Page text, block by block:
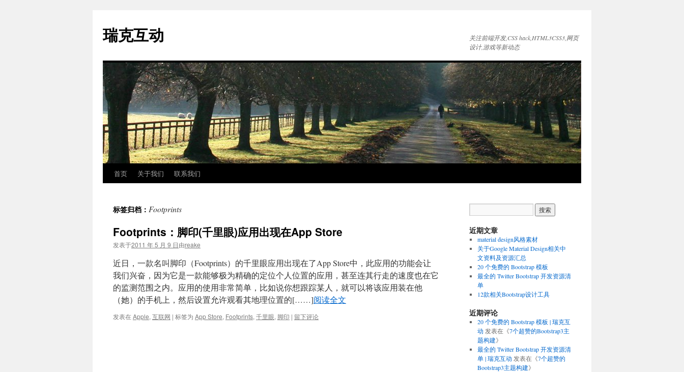
瑞克互动
关注前端开发,CSS hack,HTML3CSS3,网页
设计,游戏等新动态
正
首页 关于我们 联系我们
标签归档： Footprints
Footprints：脚印(千里眼)应用出现在App Store
发表于2011 年 5 月 9 日由reake
近日，一款名叫脚印（Footprints）的千里眼应用出现在了App Store中，此应用的功能会让
我们兴奋，因为它是一款能够极为精确的定位个人位置的应用，甚至连其行走的速度也在它
的监测范围之内。应用的使用非常简单，比如说你想跟踪某人，就可以将该应用装在他
（她）的手机上，然后设置允许观看其地理位置的[……]阅读全文
发表在Apple, 互联网 | 标签为 App Store, Footprints, 千里眼, 脚印 | 留下评论
近期文章
material design风格素材
关于Google Material Design相关中
文资料及资源汇总
20 个免费的 Bootstrap 模板
最全的 Twitter Bootstrap 开发资源清
单
12款相关Bootstrap设计工具
近期评论
20 个免费的 Bootstrap 模板 | 瑞克互
动 发表在《7个超赞的Bootstrap3主
题构建》
最全的 Twitter Bootstrap 开发资源清
单 | 瑞克互动 发表在《7个超赞的
Bootstrap3主题构建》